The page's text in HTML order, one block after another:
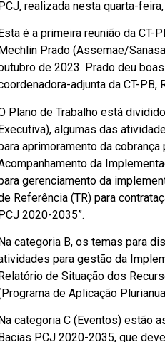
realizada nesta quarta-
Esta é a primeira reunião da CT-
Mechlin Prado (Assemae/
de 2023. Prado deu
adjunta da CT-PB,
Plano de Trabalho está
algumas das
aprimoramento da
da
gerenciamento da
Referência (TR) para
2020-2035”.
categoria B, os temas para
para gestão da
de Situação dos
de Aplicação
Na categoria C (Eventos) estão
Bacias PCJ 2020-2035, que